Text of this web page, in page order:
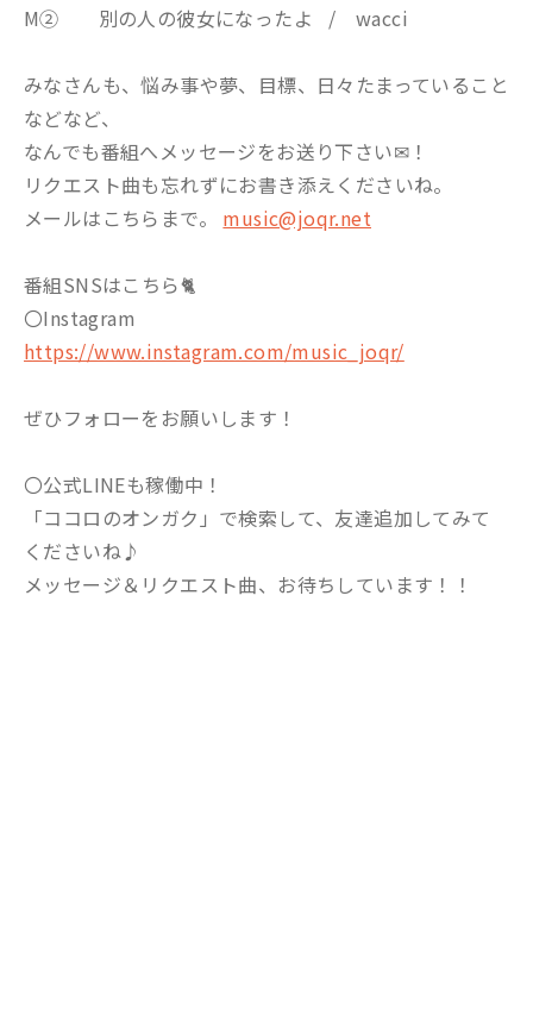
M② 別の人の彼女になったよ / wacci
みなさんも、悩み事や夢、目標、日々たまっていること
などなど、
なんでも番組へメッセージをお送り下さい✉！
リクエスト曲も忘れずにお書き添えくださいね。
メールはこちらまで。 music@joqr.net
番組SNSはこちら🐈
〇Instagram
https://www.instagram.com/music_joqr/
ぜひフォローをお願いします！
〇公式LINEも稼働中！
「ココロのオンガク」で検索して、友達追加してみて
くださいね♪
メッセージ＆リクエスト曲、お待ちしています！！